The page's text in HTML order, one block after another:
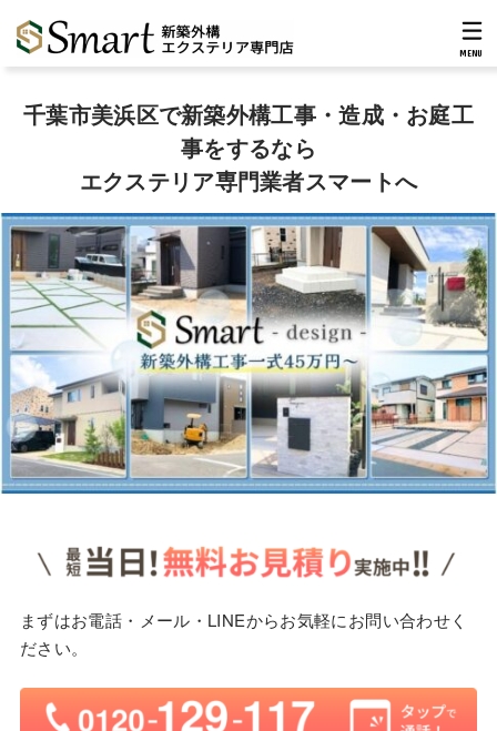
MENU
千葉市美浜区で新築外構工事・造成・お庭工
事をするなら
エクステリア専門業者スマートへ
まずはお電話・メール・LINEからお気軽にお問い合わせく
ださい。